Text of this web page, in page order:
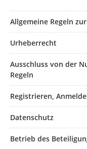
Allgemeine Regeln
Urheberrecht
Ausschluss von der
Regeln
Registrieren,
Datenschutz
Betrieb des